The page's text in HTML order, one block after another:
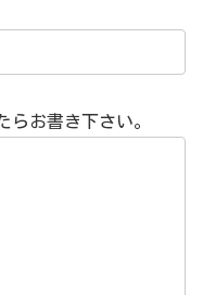
らお書き下さい。